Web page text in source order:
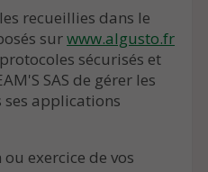
recueillies dans le
surwww.algusto.fr
sécurisés et
SAS de gérer les
ses applications
exercice de vos